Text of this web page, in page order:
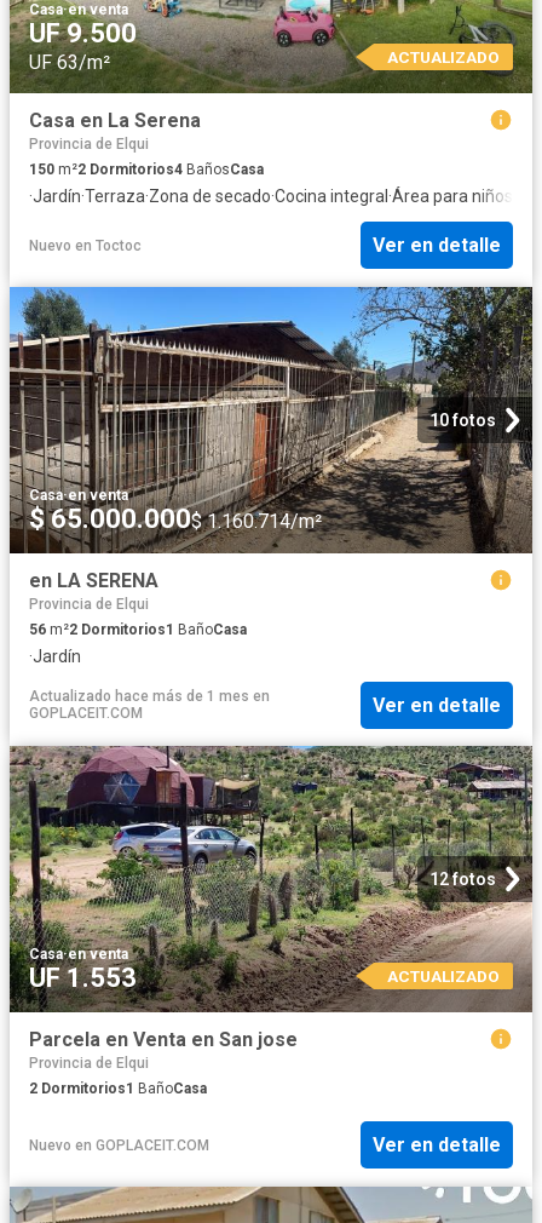
Casa·en venta
UF 9.500
UF 63/m² ACTUALIZADO
Casa en La Serena
Provincia de Elqui
150 m²2 Dormitorios4 BañosCasa
·Jardín·Terraza·Zona de secado·Cocina integral ·Área para niños
Nuevo en Toctoc Ver en detalle
10 fotos
Casa·en venta
$ 65.000.000$ 1.160.714/m²
en LA SERENA
Provincia de Elqui
56 m²2 Dormitorios1 BañoCasa
·Jardín
Actualizado hace más de 1 mes en
GOPLACEIT.COM
Ver en detalle
12 fotos
Casa·en venta
UF 1.553 ACTUALIZADO
Parcela en Venta en San jose
Provincia de Elqui
2 Dormitorios1 BañoCasa
Nuevo en GOPLACEIT.COM Ver en detalle